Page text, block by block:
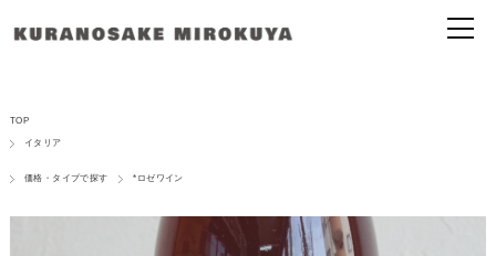
TOP
イタリア
価格・タイプで探す *ロゼワイン